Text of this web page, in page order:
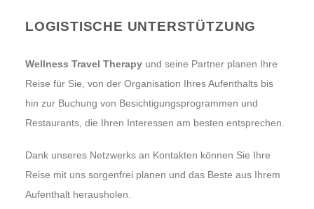
LOGISTISCHE UNTERSTÜTZUNG
Wellness Travel Therapyund seine Partner planen Ihre
Reise für Sie, von der Organisation Ihres Aufenthalts bis
hin zur Buchung von Besichtigungsprogrammen und
Restaurants, die Ihren Interessen am besten entsprechen.
Dank unseres Netzwerks an Kontakten können Sie Ihre
Reise mit uns sorgenfrei planen und das Beste aus Ihrem
Aufenthalt herausholen.